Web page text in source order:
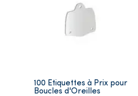
100 Etiquettes à Prix pour
Boucles d'Oreilles